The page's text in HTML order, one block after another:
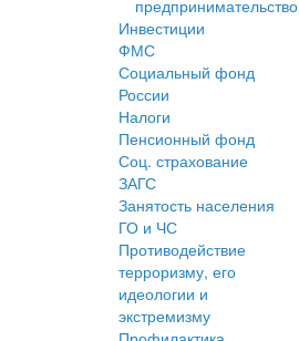
предпринимательство
Инвестиции
ФМС
Социальный фонд
России
Налоги
Пенсионный фонд
Соц. страхование
ЗАГС
Занятость населения
ГО и ЧС
Противодействие
терроризму, его
идеологии и
экстремизму